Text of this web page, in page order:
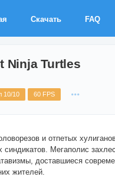
Скачать FAQ
Ninja Turtles
10/10 60 FPS
и отпетых
Мегаполис
доставшиеся
жителей.